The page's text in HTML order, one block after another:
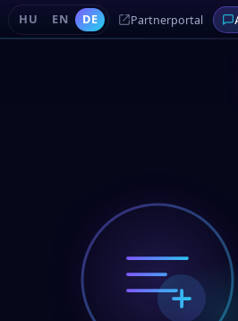
HU EN DE Partnerportal